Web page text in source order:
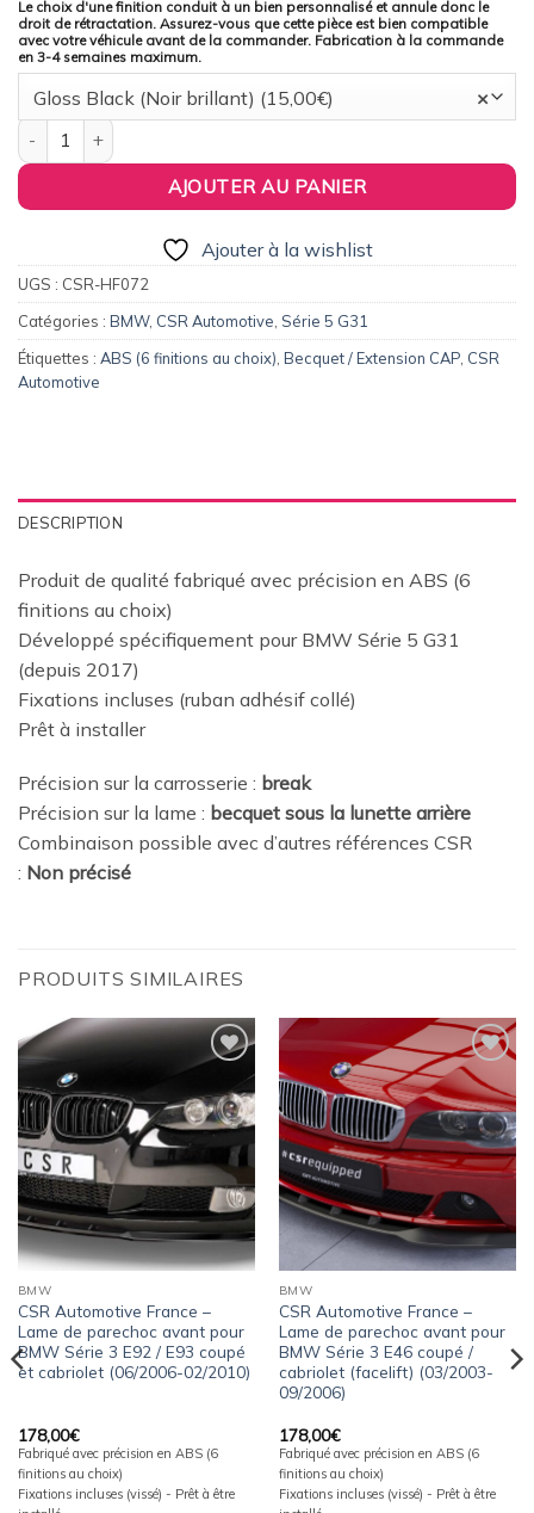
Le choix d'une finition conduit à un bien personnalisé et annule donc le
droit de rétractation. Assurez-vous que cette pièce est bien compatible
avec votre véhicule avant de la commander. Fabrication à la commande
en 3-4 semaines maximum.
×
Gloss Black (Noir brillant) (15,00€)
quantité de CSR Automotive France - Becquet / Extension CAP
AJOUTER AU PANIER
Ajouter à la wishlist
UGS : CSR-HF072
Catégories : BMW, CSR Automotive Série 5 G31
Étiquettes : ABS (6 finitions au choix) Becquet / Extension CAP CSR
Automotive
DESCRIPTION
Produit de qualité fabriqué avec précision en ABS (6
finitions au choix)
Développé spécifiquement pour BMW Série 5 G31
(depuis 2017)
Fixations incluses (ruban adhésif collé)
Prêt à installer
Précision sur la carrosserie : break
Précision sur la lame : becquet sous la lunette arrière
Combinaison possible avec d’autres références CSR
: Non précisé
PRODUITS SIMILAIRES
à la
wishlist
BMW
CSR Automotive France –
Lame de parechoc avant pour
BMW Série 3 E92 / E93 coupé
et cabriolet (06/2006-02/2010)
178,00€
Fabriqué avec précision en ABS (6
finitions au choix)
Fixations incluses (vissé) - Prêt à être
Ajouter
à la
wishlist
BMW
CSR Automotive France –
Lame de parechoc avant pour
BMW Série 3 E46 coupé /
cabriolet (facelift) (03/2003-
09/2006)
178,00€
Fabriqué avec précision en ABS (6
finitions au choix)
Fixations incluses (vissé) - Prêt à être